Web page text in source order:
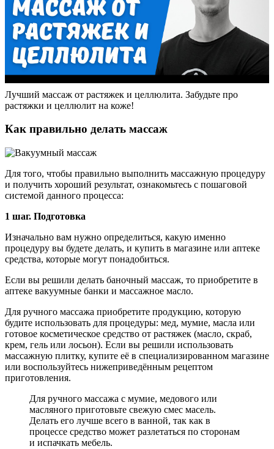
Лучший массаж от растяжек и целлюлита. Забудьте про
растяжки и целлюлит на коже!
Как правильно делать массаж
Для того, чтобы правильно выполнить массажную процедуру
и получить хороший результат, ознакомьтесь с пошаговой
системой данного процесса:
1 шаг. Подготовка
Изначально вам нужно определиться, какую именно
процедуру вы будете делать, и купить в магазине или аптеке
средства, которые могут понадобиться.
Если вы решили делать баночный массаж, то приобретите в
аптеке вакуумные банки и массажное масло.
Для ручного массажа приобретите продукцию, которую
будите использовать для процедуры: мед, мумие, масла или
готовое косметическое средство от растяжек (масло, скраб,
крем, гель или лосьон). Если вы решили использовать
массажную плитку, купите её в специализированном магазине
или воспользуйтесь нижеприведённым рецептом
приготовления.
Для ручного массажа с мумие, медового или
масляного приготовьте свежую смес масель.
Делать его лучше всего в ванной, так как в
процессе средство может разлетаться по сторонам
и испачкать мебель.